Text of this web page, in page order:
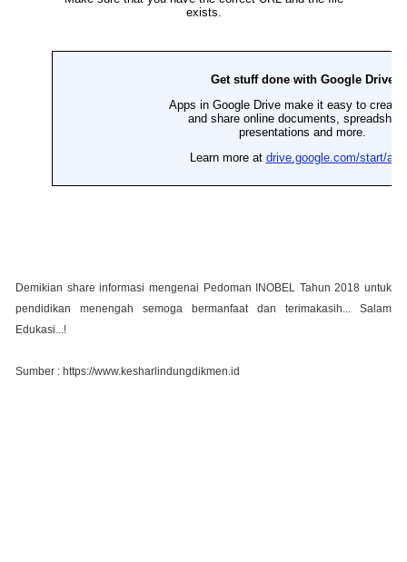
Demikian share informasi mengenai Pedoman INOBEL Tahun 2018 untuk
pendidikan menengah semoga bermanfaat dan terimakasih... Salam
Edukasi...!
Sumber : https://www.kesharlindungdikmen.id